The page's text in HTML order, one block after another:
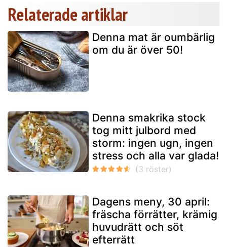
Relaterade artiklar
Denna mat är oumbärlig
om du är över 50!
Denna smakrika stock
tog mitt julbord med
storm: ingen ugn, ingen
stress och alla var glada!
Dagens meny, 30 april:
fräscha förrätter, krämig
huvudrätt och söt
efterrätt